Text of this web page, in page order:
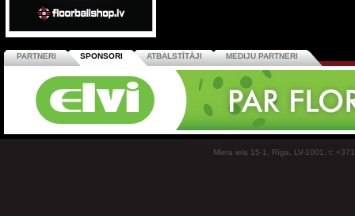
PARTNERI SPONSORI ATBALSTĪTĀJI MEDIJU PARTNERI
Miera iela 15-1, Rīga, LV-1001, t: